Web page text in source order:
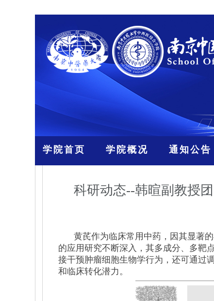
学院首页 学院概况 通知公告
科研动态--韩暄副教授
黄芪作为临床常用中药，因其显著
的应用研究不断深入，其多成分、多靶
接干预肿瘤细胞生物学行为，还可通过
和临床转化潜力。